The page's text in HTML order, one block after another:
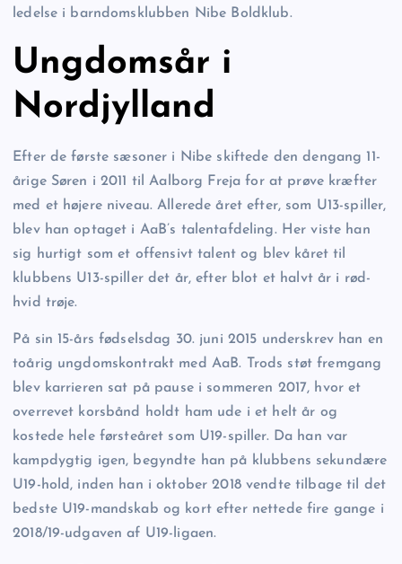
ledelse i barndomsklubben Nibe Boldklub.
Ungdomsår i
Nordjylland
Efter de første sæsoner i Nibe skiftede den dengang 11-
årige Søren i 2011 til Aalborg Freja for at prøve kræfter
med et højere niveau. Allerede året efter, som U13-spiller,
blev han optaget i AaB’s talentafdeling. Her viste han
sig hurtigt som et offensivt talent og blev kåret til
klubbens U13-spiller det år, efter blot et halvt år i rød-
hvid trøje.
På sin 15-års fødselsdag 30. juni 2015 underskrev han en
toårig ungdomskontrakt med AaB. Trods støt fremgang
blev karrieren sat på pause i sommeren 2017, hvor et
overrevet korsbånd holdt ham ude i et helt år og
kostede hele førsteåret som U19-spiller. Da han var
kampdygtig igen, begyndte han på klubbens sekundære
U19-hold, inden han i oktober 2018 vendte tilbage til det
bedste U19-mandskab og kort efter nettede fire gange i
2018/19-udgaven af U19-ligaen.